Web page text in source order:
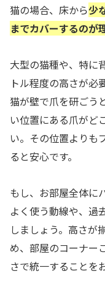
猫の場合、床から少
までカバーするのが
大型の猫種や、特に
トル程度の高さが必
猫が壁で爪を研ごう
い位置にある爪がど
い。その位置よりも
ると安心です。
もし、お部屋全体に
よく使う動線や、過
しましょう。高さが
め、部屋のコーナー
さで統一することを